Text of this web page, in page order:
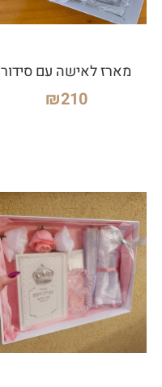
מארז לאישה עם סידור
₪210